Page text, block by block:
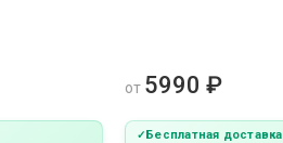
от 5990 ₽
Бесплатная доставка